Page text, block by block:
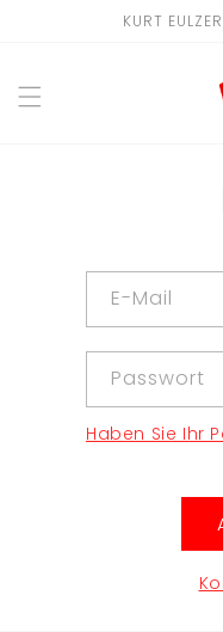
KURT
E-Mail
Passwort
Haben Sie Ihr